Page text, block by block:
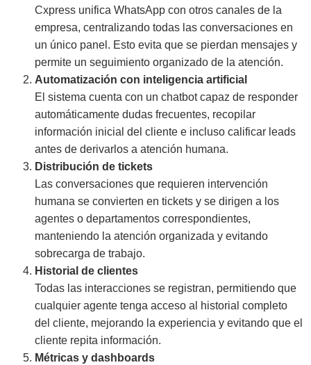
Cxpress unifica WhatsApp con otros canales de la
empresa, centralizando todas las conversaciones en
un único panel. Esto evita que se pierdan mensajes y
permite un seguimiento organizado de la atención.
Automatización con inteligencia artificial
El sistema cuenta con un chatbot capaz de responder
automáticamente dudas frecuentes, recopilar
información inicial del cliente e incluso calificar leads
antes de derivarlos a atención humana.
Distribución de tickets
Las conversaciones que requieren intervención
humana se convierten en tickets y se dirigen a los
agentes o departamentos correspondientes,
manteniendo la atención organizada y evitando
sobrecarga de trabajo.
Historial de clientes
Todas las interacciones se registran, permitiendo que
cualquier agente tenga acceso al historial completo
del cliente, mejorando la experiencia y evitando que el
cliente repita información.
Métricas y dashboards